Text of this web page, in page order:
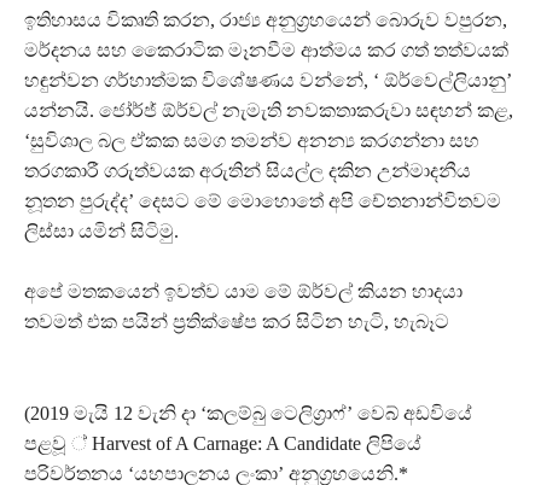
ඉතිහාසය විකෘති කරන, රාජ්‍ය අනුග‍්‍රහයෙන් බොරුව වපුරන,
මර්දනය සහ කෛරාටික මෑනවීම ආත්මය කර ගත් තත්වයක්
හඳුන්වන ගර්හාත්මක විශේෂණය වන්නේ, ‘ ඕර්වෙල්ලියානු’
යන්නයි. ජෝර්ජ් ඕර්වල් නැමැති නවකතාකරුවා සඳහන් කළ,
‘සුවිශාල බල ඒකක සමග තමන්ව අනන්‍ය කරගන්නා සහ
තරගකාරී ගරුත්වයක අරුතින් සියල්ල දකින උන්මාදනීය
නූතන පුරුද්ද’ දෙසට මේ මොහොතේ අපි චේතනාන්විතවම
ලිස්සා යමින් සිටිමු.
අපේ මතකයෙන් ඉවත්ව යාම මේ ඕර්වල් කියන හාදයා
තවමත් එක පයින් ප‍්‍රතික්ෂේප කර සිටින හැටි, හැබෑට
(2019 මැයි 12 වැනි දා ‘කලම්බු ටෙලිග‍්‍රාෆ්’ වෙබ් අඩවියේ
පළවූ ්‍ Harvest of A Carnage: A Candidate ලිපියේ
පරිවර්තනය ‘යහපාලනය ලංකා’ අනුග‍්‍රහයෙනි.*